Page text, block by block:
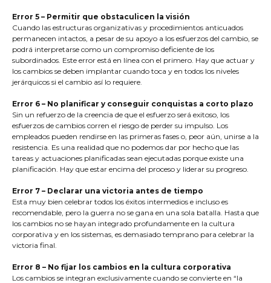
Error 5 – Permitir que obstaculicen la visión
Cuando las estructuras organizativas y procedimientos anticuados
permanecen intactos, a pesar de su apoyo a los esfuerzos del cambio, se
podrá interpretarse como un compromiso deficiente de los
subordinados. Este error está en línea con el primero. Hay que actuar y
los cambios se deben implantar cuando toca y en todos los niveles
jerárquicos si el cambio así lo requiere.
Error 6 – No planificar y conseguir conquistas a corto plazo
Sin un refuerzo de la creencia de que el esfuerzo será exitoso, los
esfuerzos de cambios corren el riesgo de perder su impulso. Los
empleados pueden rendirse en las primeras fases o, peor aún, unirse a la
resistencia. Es una realidad que no podemos dar por hecho que las
tareas y actuaciones planificadas sean ejecutadas porque existe una
planificación. Hay que estar encima del proceso y liderar su progreso.
Error 7 – Declarar una victoria antes de tiempo
Esta muy bien celebrar todos los éxitos intermedios e incluso es
recomendable, pero la guerra no se gana en una sola batalla. Hasta que
los cambios no se hayan integrado profundamente en la cultura
corporativa y en los sistemas, es demasiado temprano para celebrar la
victoria final.
Error 8 – No fijar los cambios en la cultura corporativa
Los cambios se integran exclusivamente cuando se convierte en “la